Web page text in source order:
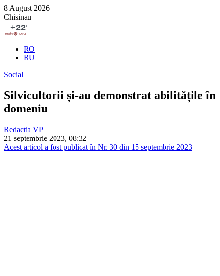
8 August 2026
Chisinau
RO
RU
Social
Silvicultorii și-au demonstrat abilitățile în
domeniu
Redactia VP
21 septembrie 2023, 08:32
Acest articol a fost publicat în Nr. 30 din 15 septembrie 2023